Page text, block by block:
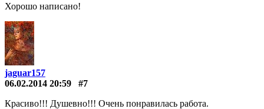
Хорошо написано!
jaguar157
06.02.2014 20:59
#7
Красиво!!! Душевно!!! Очень понравилась работа.